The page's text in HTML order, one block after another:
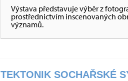
Výstava představuje výběr z
prostřednictvím inscenovaných
významů.
TEKTONIK SOCHAŘSKÉ